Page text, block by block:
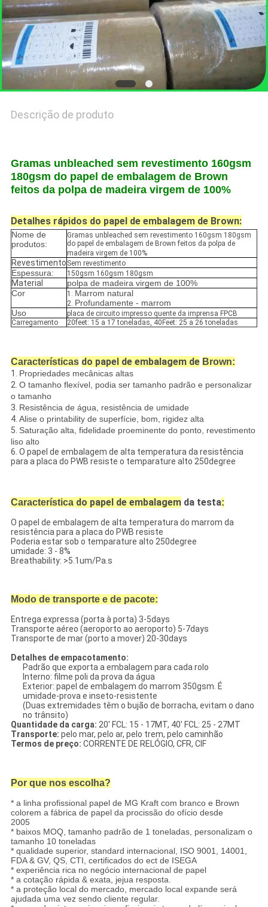
Descrição de produto
Gramas unbleached sem revestimento 160gsm
180gsm do papel de embalagem de Brown
feitos da polpa de madeira virgem de 100%
Detalhes rápidos do papel de embalagem de Brown:
Nome de
produtos:
Gramas unbleached sem revestimento 160gsm 180gsm
do papel de embalagem de Brown feitos da polpa de
madeira virgem de 100%
Revestimento Sem revestimento
Espessura: 150gsm 160gsm 180gsm
Material
polpa de madeira virgem de 100%
Cor
1. Marrom natural
2. Profundamente - marrom
Uso
placa de circuito impresso quente da imprensa FPCB
Carregamento
20feet: 15 a 17 toneladas, 40Feet: 25 a 26 toneladas
Características do papel de embalagem de Brown:
1. Propriedades mecânicas altas
2. O tamanho flexível, podia ser tamanho padrão e personalizar
o tamanho
3. Resistência de água, resistência de umidade
4. Alise o printability de superfície, bom, rigidez alta
5. Saturação alta, fidelidade proeminente do ponto, revestimento
liso alto
6. O papel de embalagem de alta temperatura da resistência
para a placa do PWB resiste o temparature alto 250degree
Característica do papel de embalagemda testa:
O papel de embalagem de alta temperatura do marrom da
resistência para a placa do PWB resiste
Poderia estar sob o temparature alto 250degree
umidade: 3 - 8%
Breathability: >5.1um/Pa.s
Modo de transporte e de pacote:
Entrega expressa (porta à porta) 3-5days
Transporte aéreo (aeroporto ao aeroporto) 5-7days
Transporte de mar (porto a mover) 20-30days
Detalhes de empacotamento:
Padrão que exporta a embalagem para cada rolo
Interno: filme poli da prova da água
Exterior: papel de embalagem do marrom 350gsm. É
umidade-prova e inseto-resistente
(Duas extremidades têm o bujão de borracha, evitam o dano
no trânsito)
Quantidade da carga: 20' FCL: 15 - 17MT, 40' FCL: 25 - 27MT
Transporte: pelo mar, pelo ar, pelo trem, pelo caminhão
Termos de preço: CORRENTE DE RELÓGIO, CFR, CIF
Por que nos escolha?
* a linha profissional papel de MG Kraft com branco e Brown
colorem a fábrica de papel da procissão do ofício desde
2005
* baixos MOQ, tamanho padrão de 1 toneladas, personalizam o
tamanho 10 toneladas
* qualidade superior, standard internacional, ISO 9001, 14001,
FDA & GV, QS, CTI, certificados do ect de ISEGA
* experiência rica no negócio internacional de papel
* a cotação rápida & exata, jejua resposta.
* a proteção local do mercado, mercado local expande será
ajudada uma vez sendo cliente regular.